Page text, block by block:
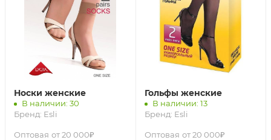
Носки женские
В наличии: 30
Бренд: Esli
Оптовая от 20 000₽
Гольфы женские
В наличии: 13
Бренд: Esli
Оптовая от 20 000₽